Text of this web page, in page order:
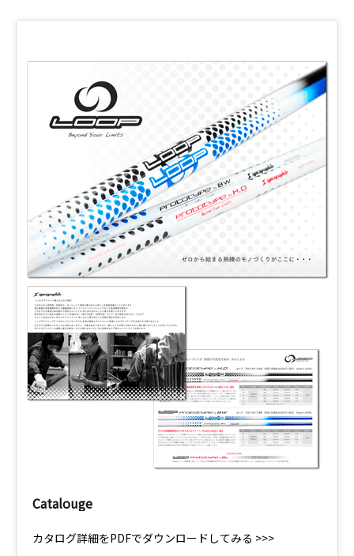
Catalouge
カタログ詳細をPDFでダウンロードしてみる >>>